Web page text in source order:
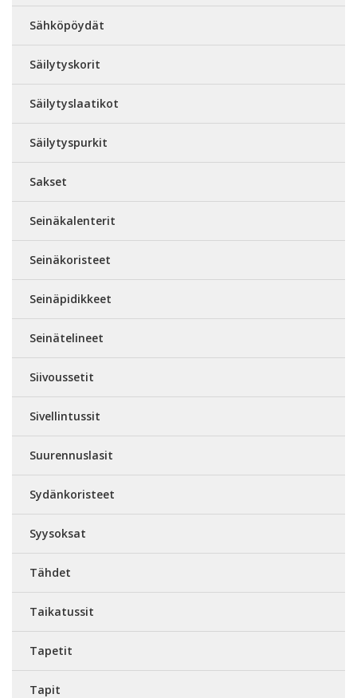
Sähköpöydät
Säilytyskorit
Säilytyslaatikot
Säilytyspurkit
Sakset
Seinäkalenterit
Seinäkoristeet
Seinäpidikkeet
Seinätelineet
Siivoussetit
Sivellintussit
Suurennuslasit
Sydänkoristeet
Syysoksat
Tähdet
Taikatussit
Tapetit
Tapit